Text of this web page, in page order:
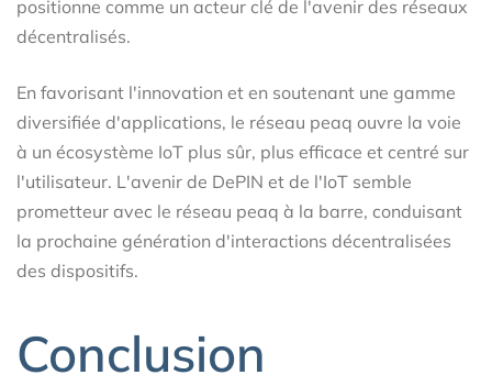
positionne comme un acteur clé de l'avenir des réseaux
décentralisés.
En favorisant l'innovation et en soutenant une gamme
diversifiée d'applications, le réseau peaq ouvre la voie
à un écosystème IoT plus sûr, plus efficace et centré sur
l'utilisateur. L'avenir de DePIN et de l'IoT semble
prometteur avec le réseau peaq à la barre, conduisant
la prochaine génération d'interactions décentralisées
des dispositifs.
Conclusion